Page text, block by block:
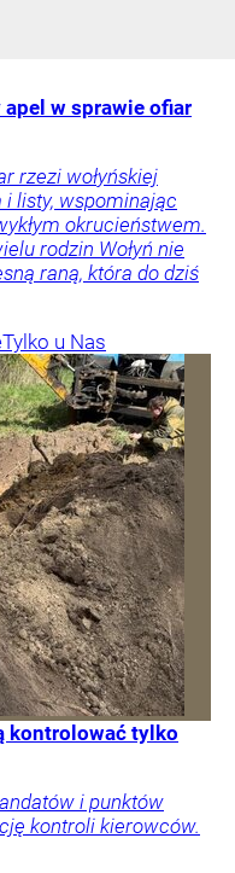
apel w sprawie ofiar
rzezi wołyńskiej
listy, wspominając
okrucieństwem.
rodzin Wołyń nie
raną, która do dziś
Tylko u Nas
kontrolować tylko
i punktów
kontroli kierowców.